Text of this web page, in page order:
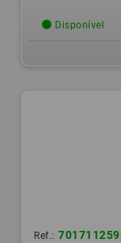
Disponível
Ref.: